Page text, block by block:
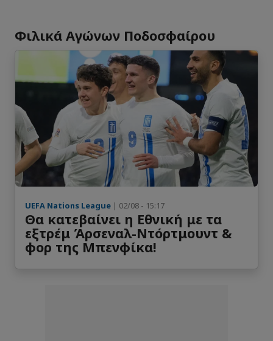
Φιλικά Αγώνων Ποδοσφαίρου
UEFA Nations League | 02/08 - 15:17
Θα κατεβαίνει η Εθνική με τα
εξτρέμ Άρσεναλ-Ντόρτμουντ &
φορ της Μπενφίκα!